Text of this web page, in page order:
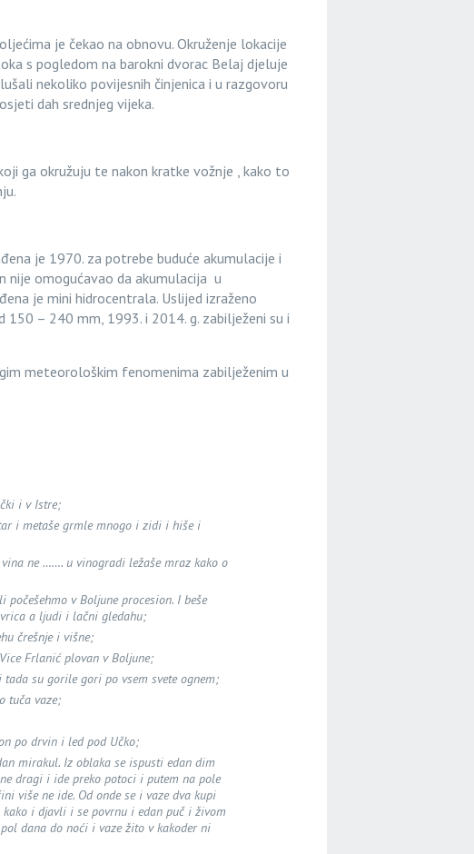
je čekao na obnovu. Okruženje lokacije
s pogledom na barokni dvorac Belaj djeluje
nekoliko povijesnih činjenica i u razgovoru
dah srednjeg vijeka.
ga okružuju te nakon kratke vožnje , kako to
je 1970. za potrebe buduće akumulacije i
nije omogućavao da akumulacija u
je mini hidrocentrala. Uslijed izraženo
– 240 mm, 1993. i 2014. g. zabilježeni su i
meteorološkim fenomenima zabilježenim u
i v Istre;
i metaše grmle mnogo i zidi i hiše i
vina ne ……. u vinogradi ležaše mraz kako o
počešehmo v Boljune procesion. I beše
a ljudi i lačni gledahu;
črešnje i višne;
Frlanić plovan v Boljune;
su gorile gori po vsem svete ognem;
tuča vaze;
po drvin i led pod Učko;
mirakul. Iz oblaka se ispusti edan dim
dragi i ide preko potoci i putem na pole
više ne ide. Od onde se i vaze dva kupi
i djavli i se povrnu i edan puč i živom
dana do noći i vaze žito v kakoder ni